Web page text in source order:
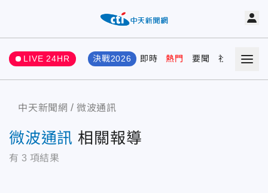
LIVE 24HR 決戰2026 即時 熱門 要聞 社會 娛樂
中天新聞網 微波通訊
微波通訊 相關報導
有 3 項結果